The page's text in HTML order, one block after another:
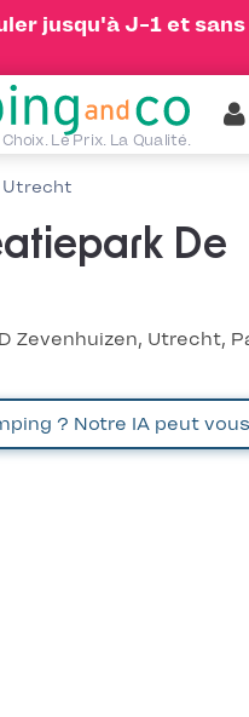
jusqu'à J-1 et sans
Le Prix. La Qualité.
Utrecht
De
Zevenhuizen, Utrecht,